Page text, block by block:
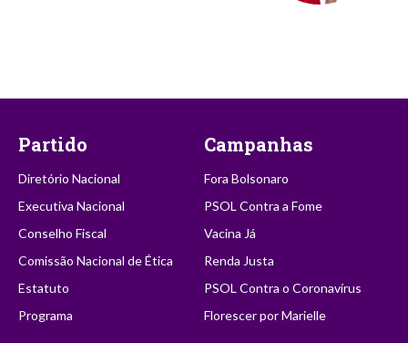
Partido
Diretório Nacional
Executiva Nacional
Conselho Fiscal
Comissão Nacional de Ética
Estatuto
Programa
Campanhas
Fora Bolsonaro
PSOL Contra a Fome
Vacina Já
Renda Justa
PSOL Contra o Coronavírus
Florescer por Marielle